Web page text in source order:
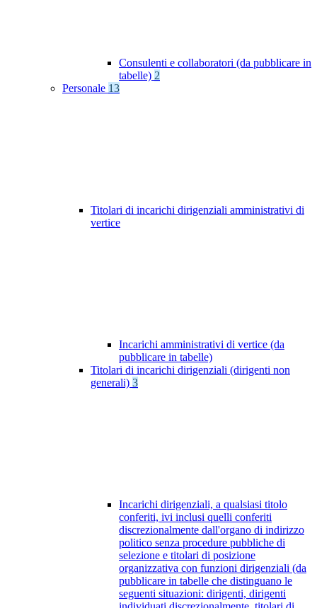
Consulenti e collaboratori (da pubblicare in
tabelle) 2
Personale 13
Titolari di incarichi dirigenziali amministrativi di
vertice
Incarichi amministrativi di vertice (da
pubblicare in tabelle)
Titolari di incarichi dirigenziali (dirigenti non
generali) 3
Incarichi dirigenziali, a qualsiasi titolo
conferiti, ivi inclusi quelli conferiti
discrezionalmente dall'organo di indirizzo
politico senza procedure pubbliche di
selezione e titolari di posizione
organizzativa con funzioni dirigenziali (da
pubblicare in tabelle che distinguano le
seguenti situazioni: dirigenti, dirigenti